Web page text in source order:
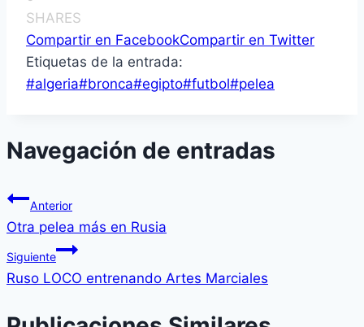
SHARES
Compartir en FacebookCompartir en Twitter
Etiquetas de la entrada:
#algeria#bronca#egipto#futbol#pelea
Navegación de entradas
Anterior
Otra pelea más en Rusia
Siguiente
Ruso LOCO entrenando Artes Marciales